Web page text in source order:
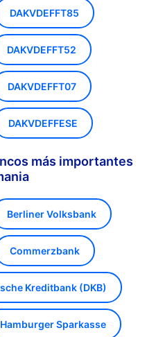
DAKVDEFFT85
DAKVDEFFT52
DAKVDEFFT07
DAKVDEFFESE
más importantes
Berliner Volksbank
Commerzbank
Kreditbank (DKB)
Hamburger Sparkasse